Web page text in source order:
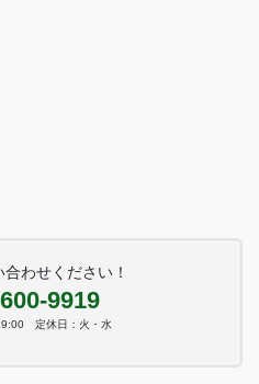
わせください！
9919
定休日：火・水